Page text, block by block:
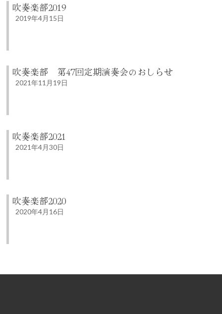
吹奏楽部2019
2019年4月15日
吹奏楽部 第47回定期演奏会のおしらせ
2021年11月19日
吹奏楽部2021
2021年4月30日
吹奏楽部2020
2020年4月16日